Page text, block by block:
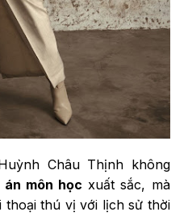
Châu Thịnh không
án môn học xuất sắc, mà
thú vị với lịch sử thời